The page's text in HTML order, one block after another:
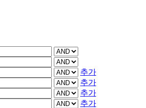
추가
추가
추가
추가